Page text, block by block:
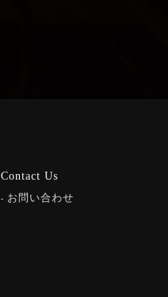
Contact Us
お問い合わせ